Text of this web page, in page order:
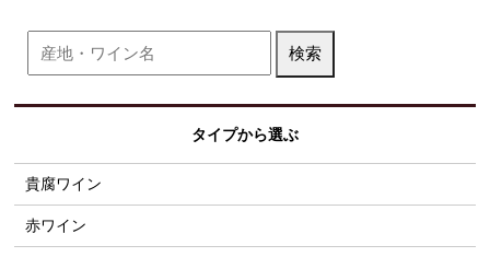
タイプから選ぶ
貴腐ワイン
赤ワイン